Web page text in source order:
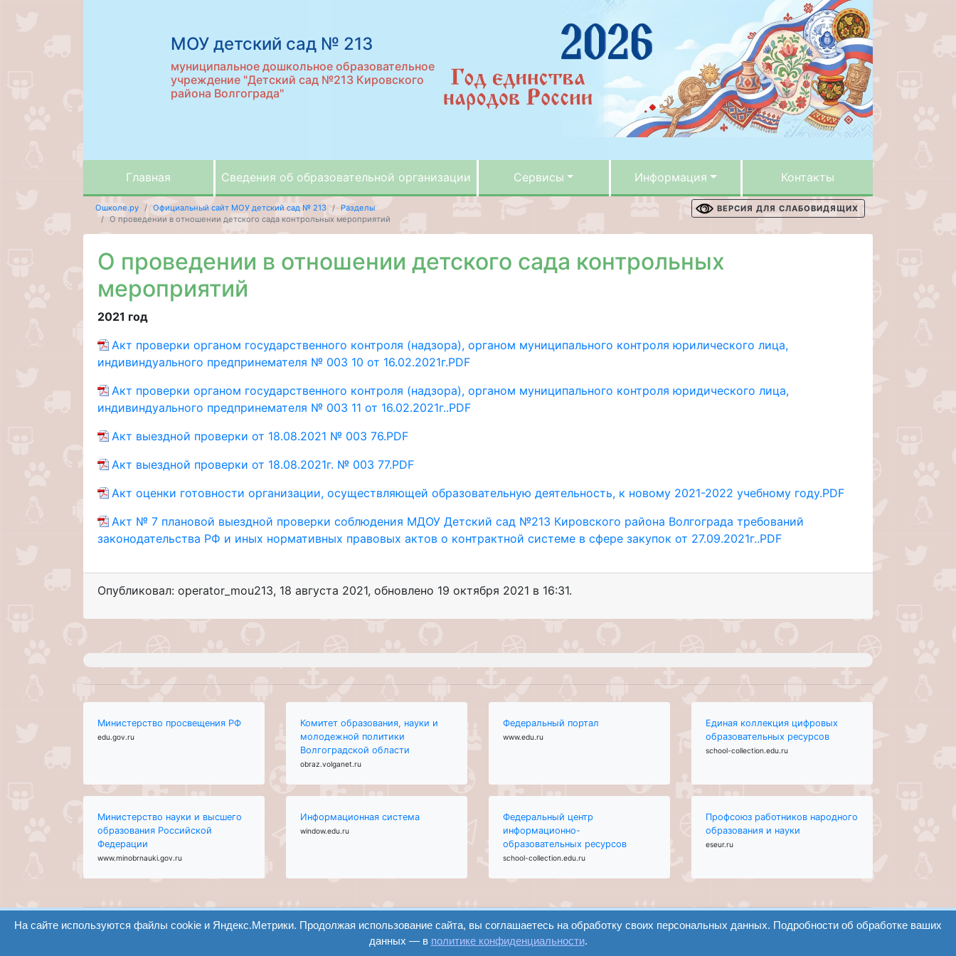
МОУ детский сад № 213
муниципальное дошкольное образовательное
учреждение "Детский сад №213 Кировского
района Волгограда"
Главная Сведения об образовательной организации Сервисы Информация Контакты
Ошколе.ру Официальный сайт МОУ детский сад № 213
Разделы
О проведении в отношении детского сада контрольных мероприятий
ВЕРСИЯ ДЛЯ СЛАБОВИДЯЩИХ
О проведении в отношении детского сада контрольных
мероприятий
2021 год
Акт проверки органом государственного контроля (надзора), органом муниципального контроля юрилического лица,
индивиндуального предпринемателя № 003 10 от 16.02.2021г.PDF
Акт проверки органом государственного контроля (надзора), органом муниципального контроля юридического лица,
индивиндуального предпринемателя № 003 11 от 16.02.2021г..PDF
Акт выездной проверки от 18.08.2021 № 003 76.PDF
Акт выездной проверки от 18.08.2021г. № 003 77.PDF
Акт оценки готовности организации, осуществляющей образовательную деятельность, к новому 2021-2022 учебному году.PDF
Акт № 7 плановой выездной проверки соблюдения МДОУ Детский сад №213 Кировского района Волгограда требований
законодательства РФ и иных нормативных правовых актов о контрактной системе в сфере закупок от 27.09.2021г..PDF
Опубликовал: operator_mou213, 18 августа 2021, обновлено 19 октября 2021 в 16:31.
Министерство просвещения РФ
edu.gov.ru
Комитет образования, науки и
молодежной политики
Волгоградской области
obraz.volganet.ru
Федеральный портал
www.edu.ru
Единая коллекция цифровых
образовательных ресурсов
school-collection.edu.ru
Министерство науки и высшего
образования Российской
Федерации
www.minobrnauki.gov.ru
Информационная система
window.edu.ru
Федеральный центр
информационно-
образовательных ресурсов
school-collection.edu.ru
Профсоюз работников народного
образования и науки
eseur.ru
ООО "Центр образования и консалтинга"
регистрация
На сайте используются файлы cookie и Яндекс.Метрики. Продолжая использование сайта, вы соглашаетесь на обработку своих персональных данных. Подробности об обработке ваших
данных — в политике конфиденциальности.